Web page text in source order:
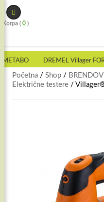
Skip
to
content
Korpa ( 0 )
DREMEL Villager
Početna / Shop / BRENDOVI
Električne testere /